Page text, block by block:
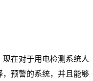
现在对于用电检测系统人
预警的系统，并且能够